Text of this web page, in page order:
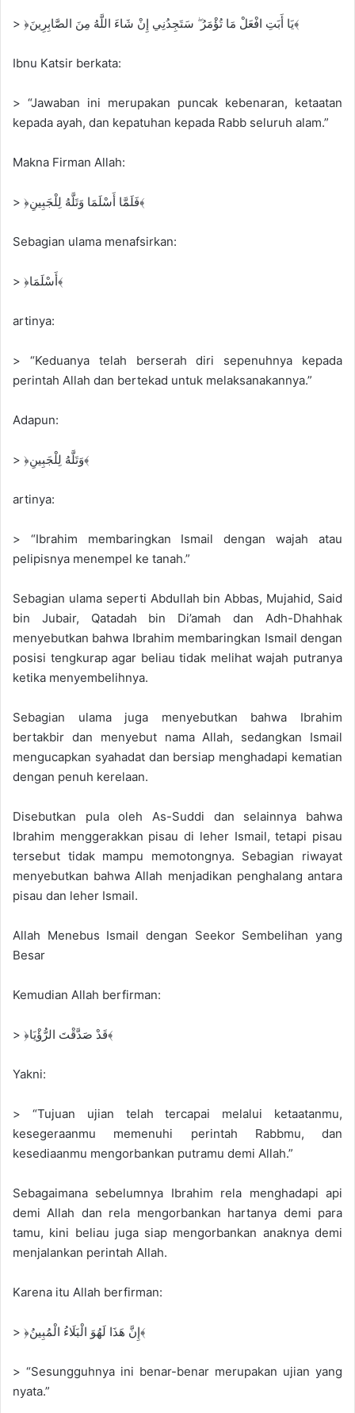
> ﴿يَا أَبَتِ افْعَلْ مَا تُؤْمَرُ ۖ سَتَجِدُنِي إِنْ شَاءَ اللَّهُ مِنَ الصَّابِرِينَ﴾
Ibnu Katsir berkata:
> “Jawaban ini merupakan puncak kebenaran, ketaatan
kepada ayah, dan kepatuhan kepada Rabb seluruh alam.”
Makna Firman Allah:
> ﴿فَلَمَّا أَسْلَمَا وَتَلَّهُ لِلْجَبِينِ﴾
Sebagian ulama menafsirkan:
> ﴿أَسْلَمَا﴾
artinya:
> “Keduanya telah berserah diri sepenuhnya kepada
perintah Allah dan bertekad untuk melaksanakannya.”
Adapun:
> ﴿وَتَلَّهُ لِلْجَبِينِ﴾
artinya:
> “Ibrahim membaringkan Ismail dengan wajah atau
pelipisnya menempel ke tanah.”
Sebagian ulama seperti Abdullah bin Abbas, Mujahid, Said
bin Jubair, Qatadah bin Di’amah dan Adh-Dhahhak
menyebutkan bahwa Ibrahim membaringkan Ismail dengan
posisi tengkurap agar beliau tidak melihat wajah putranya
ketika menyembelihnya.
Sebagian ulama juga menyebutkan bahwa Ibrahim
bertakbir dan menyebut nama Allah, sedangkan Ismail
mengucapkan syahadat dan bersiap menghadapi kematian
dengan penuh kerelaan.
Disebutkan pula oleh As-Suddi dan selainnya bahwa
Ibrahim menggerakkan pisau di leher Ismail, tetapi pisau
tersebut tidak mampu memotongnya. Sebagian riwayat
menyebutkan bahwa Allah menjadikan penghalang antara
pisau dan leher Ismail.
Allah Menebus Ismail dengan Seekor Sembelihan yang
Besar
Kemudian Allah berfirman:
> ﴿قَدْ صَدَّقْتَ الرُّؤْيَا﴾
Yakni:
> “Tujuan ujian telah tercapai melalui ketaatanmu,
kesegeraanmu memenuhi perintah Rabbmu, dan
kesediaanmu mengorbankan putramu demi Allah.”
Sebagaimana sebelumnya Ibrahim rela menghadapi api
demi Allah dan rela mengorbankan hartanya demi para
tamu, kini beliau juga siap mengorbankan anaknya demi
menjalankan perintah Allah.
Karena itu Allah berfirman:
> ﴿إِنَّ هَذَا لَهُوَ الْبَلَاءُ الْمُبِينُ﴾
> “Sesungguhnya ini benar-benar merupakan ujian yang
nyata.”